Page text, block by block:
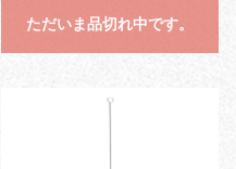
ただいま品切れ中です。